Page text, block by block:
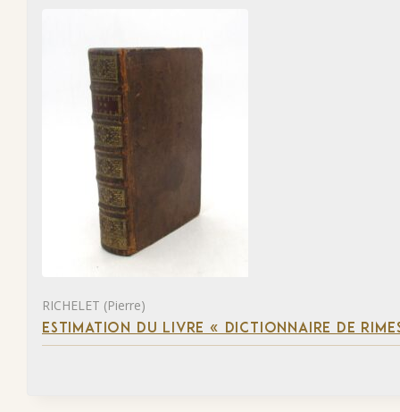
RICHELET (Pierre)
ESTIMATION DU LIVRE « DICTIONNAIRE DE